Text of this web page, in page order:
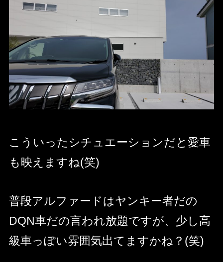
こういったシチュエーションだと愛車
も映えますね(笑)
普段アルファードはヤンキー者だの
DQN車だの言われ放題ですが、少し高
級車っぽい雰囲気出てますかね？(笑)